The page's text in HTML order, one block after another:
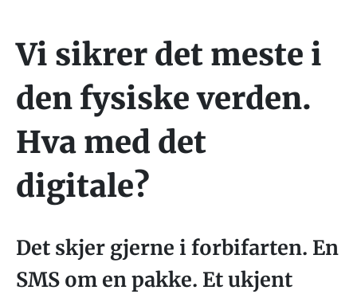
Vi sikrer det meste i
den fysiske verden.
Hva med det
digitale?
Det skjer gjerne i forbifarten. En
SMS om en pakke. Et ukjent